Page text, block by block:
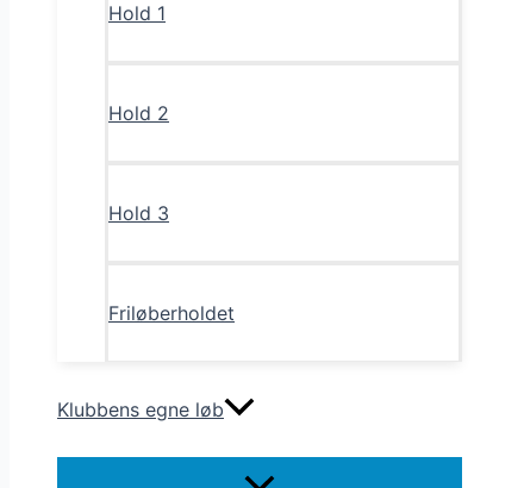
Hold 1
Hold 2
Hold 3
Friløberholdet
Klubbens egne løb